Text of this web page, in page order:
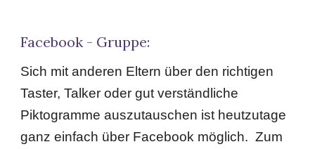
Facebook - Gruppe:
Sich mit anderen Eltern über den richtigen
Taster, Talker oder gut verständliche
Piktogramme auszutauschen ist heutzutage
ganz einfach über Facebook möglich. Zum